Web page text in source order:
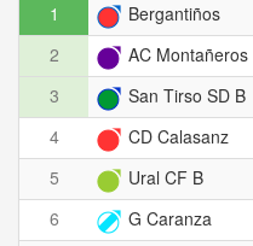
1
Bergantiños
2
AC Montañeros
3
San Tirso SD B
4
CD Calasanz
5
Ural CF B
6
G Caranza